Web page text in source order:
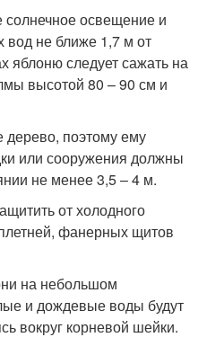
освещение и
вод не ближе 1,7 м от
яблоню следует сажать на
высотой 80 – 90 см и
поэтому ему
или сооружения должны
не менее 3,5 – 4 м.
от холодного
фанерных щитов
на небольшом
и дождевые воды будут
вокруг корневой шейки.